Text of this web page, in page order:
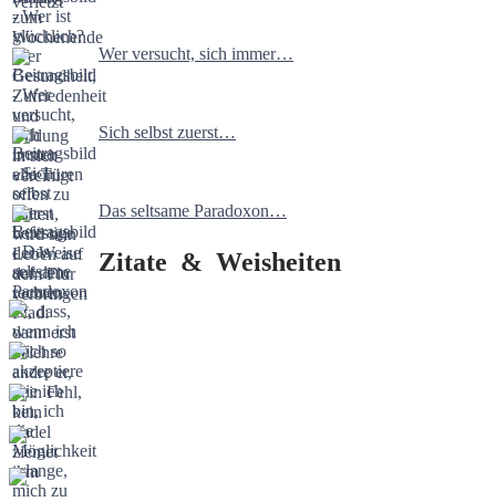
Wer versucht, sich immer…
Sich selbst zuerst…
Das seltsame Paradoxon…
Zitate & Weisheiten